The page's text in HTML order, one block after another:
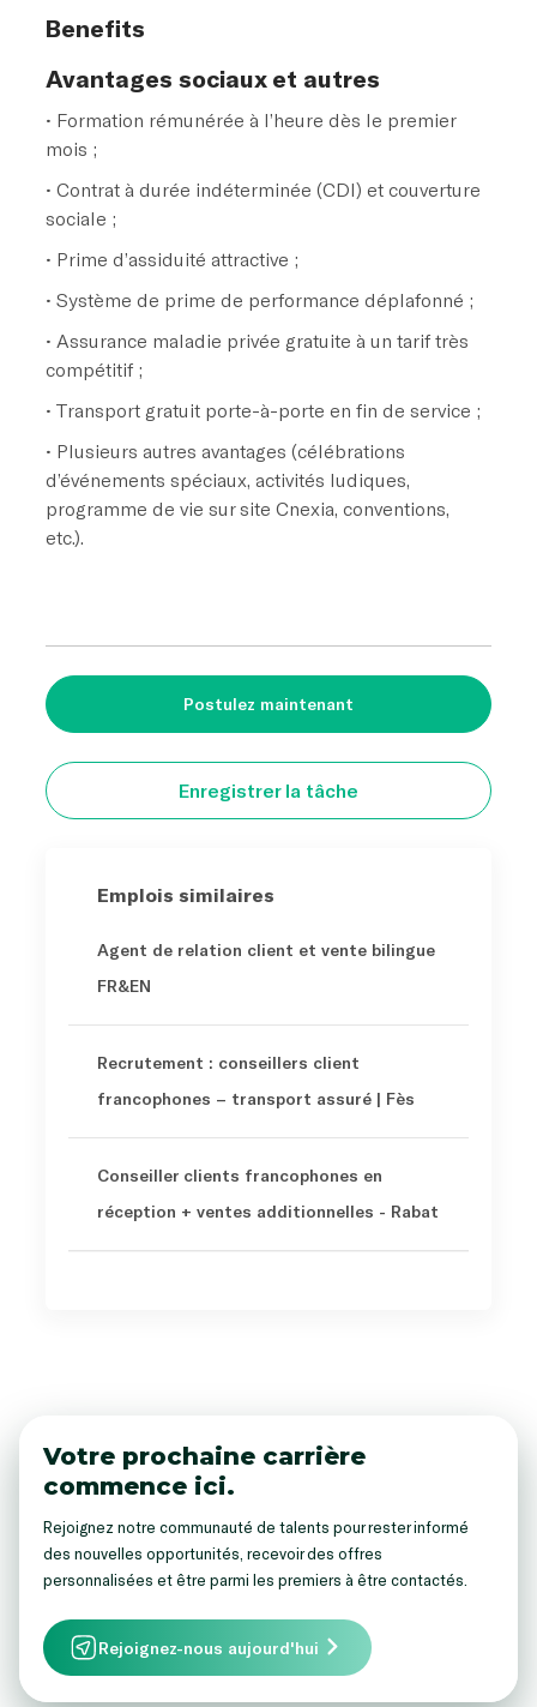
Benefits
Avantages sociaux et autres
• Formation rémunérée à l’heure dès le premier
mois ;
• Contrat à durée indéterminée (CDI) et couverture
sociale ;
• Prime d’assiduité attractive ;
• Système de prime de performance déplafonné ;
• Assurance maladie privée gratuite à un tarif très
compétitif ;
• Transport gratuit porte-à-porte en fin de service ;
• Plusieurs autres avantages (célébrations
d’événements spéciaux, activités ludiques,
programme de vie sur site Cnexia, conventions,
etc.).
Postulez maintenant
Enregistrer la tâche
Emplois similaires
Agent de relation client et vente bilingue
FR&EN
Recrutement : conseillers client
francophones – transport assuré | Fès
Conseiller clients francophones en
réception + ventes additionnelles - Rabat
Votre prochaine carrière
commence ici.
Rejoignez notre communauté de talents pour rester informé
des nouvelles opportunités, recevoir des offres
personnalisées et être parmi les premiers à être contactés.
Rejoignez-nous aujourd'hui